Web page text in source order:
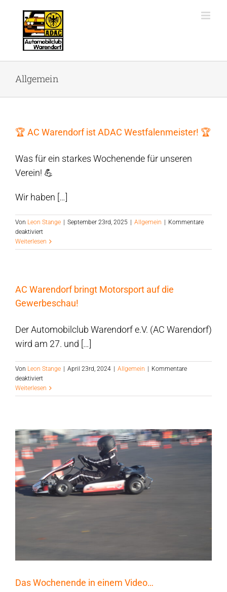
springen
Allgemein
🏆 AC Warendorf ist ADAC Westfalenmeister! 🏆
Was für ein starkes Wochenende für unseren
Verein! 💪
Wir haben […]
Von Leon Stange September 23rd, 2025 Allgemein
Kommentare
deaktiviertfür
🏆
AC
Westfalenmeister!
🏆
Weiterlesen
AC Warendorf bringt Motorsport auf die
Gewerbeschau!
Der Automobilclub Warendorf e.V. (AC Warendorf)
wird am 27. und […]
Von Leon Stange April 23rd, 2024 Allgemein
Kommentare
deaktiviertfür
AC
Warendorf
die
Gewerbeschau!
Weiterlesen
Das Wochenende in einem Video…